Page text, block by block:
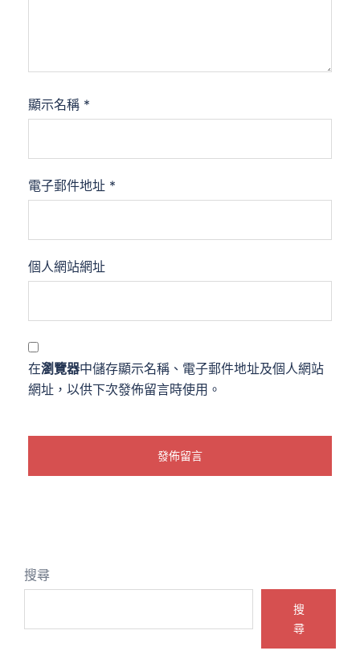
顯示名稱 *
電子郵件地址 *
個人網站網址
在瀏覽器中儲存顯示名稱、電子郵件地址及個人網站
網址，以供下次發佈留言時使用。
搜尋
搜
尋